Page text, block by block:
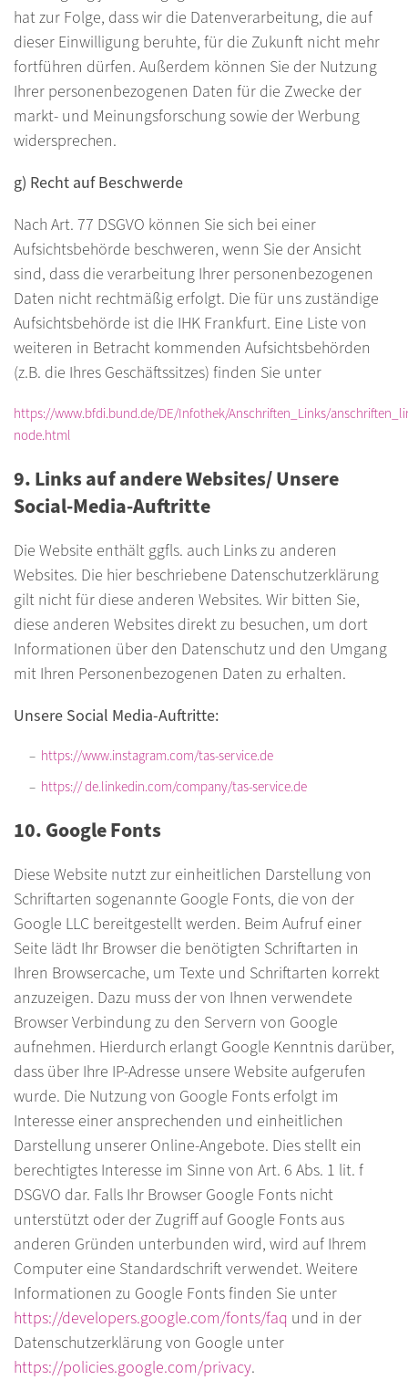
hat zur Folge, dass wir die Datenverarbeitung, die auf
dieser Einwilligung beruhte, für die Zukunft nicht mehr
fortführen dürfen. Außerdem können Sie der Nutzung
Ihrer personenbezogenen Daten für die Zwecke der
markt- und Meinungsforschung sowie der Werbung
widersprechen.
g) Recht auf Beschwerde
Nach Art. 77 DSGVO können Sie sich bei einer
Aufsichtsbehörde beschweren, wenn Sie der Ansicht
sind, dass die verarbeitung Ihrer personenbezogenen
Daten nicht rechtmäßig erfolgt. Die für uns zuständige
Aufsichtsbehörde ist die IHK Frankfurt. Eine Liste von
weiteren in Betracht kommenden Aufsichtsbehörden
(z.B. die Ihres Geschäftssitzes) finden Sie unter
https://www.bfdi.bund.de/DE/Infothek/Anschriften_Links/
node.html
9. Links auf andere Websites/ Unsere
Social-Media-Auftritte
Die Website enthält ggfls. auch Links zu anderen
Websites. Die hier beschriebene Datenschutzerklärung
gilt nicht für diese anderen Websites. Wir bitten Sie,
diese anderen Websites direkt zu besuchen, um dort
Informationen über den Datenschutz und den Umgang
mit Ihren Personenbezogenen Daten zu erhalten.
Unsere Social Media-Auftritte:
https://www.instagram.com/tas-service.de
https:// de.linkedin.com/company/tas-service.de
10. Google Fonts
Diese Website nutzt zur einheitlichen Darstellung von
Schriftarten sogenannte Google Fonts, die von der
Google LLC bereitgestellt werden. Beim Aufruf einer
Seite lädt Ihr Browser die benötigten Schriftarten in
Ihren Browsercache, um Texte und Schriftarten korrekt
anzuzeigen. Dazu muss der von Ihnen verwendete
Browser Verbindung zu den Servern von Google
aufnehmen. Hierdurch erlangt Google Kenntnis darüber,
dass über Ihre IP-Adresse unsere Website aufgerufen
wurde. Die Nutzung von Google Fonts erfolgt im
Interesse einer ansprechenden und einheitlichen
Darstellung unserer Online-Angebote. Dies stellt ein
berechtigtes Interesse im Sinne von Art. 6 Abs. 1 lit. f
DSGVO dar. Falls Ihr Browser Google Fonts nicht
unterstützt oder der Zugriff auf Google Fonts aus
anderen Gründen unterbunden wird, wird auf Ihrem
Computer eine Standardschrift verwendet. Weitere
Informationen zu Google Fonts finden Sie unter
https://developers.google.com/fonts/faq und in der
Datenschutzerklärung von Google unter
https://policies.google.com/privacy.